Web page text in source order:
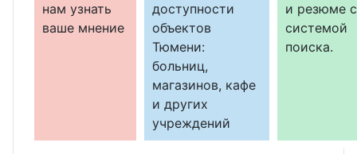
нам узнать
ваше мнение
доступности
объектов
Тюмени:
больниц,
магазинов, кафе
и других
учреждений
и резюме с
системой
поиска.